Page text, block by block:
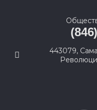
443079,